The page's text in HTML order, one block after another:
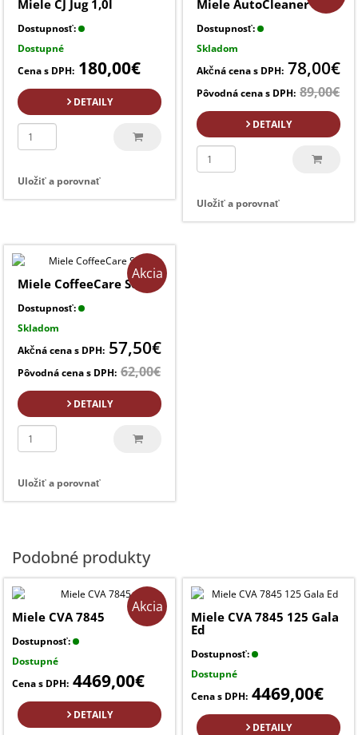
Miele CJ Jug 1,0l
Dostupnosť:
Dostupné
Cena s DPH: 180,00€
DETAILY
Uložiť a porovnať
Miele AutoCleaner
Dostupnosť:
Skladom
Akčná cena s DPH: 78,00€
Pôvodná cena s DPH: 89,00€
DETAILY
Uložiť a porovnať
Akcia
Miele CoffeeCare Set
Dostupnosť:
Skladom
Akčná cena s DPH: 57,50€
Pôvodná cena s DPH: 62,00€
DETAILY
Uložiť a porovnať
Podobné produkty
Akcia
Miele CVA 7845
Dostupnosť:
Dostupné
Cena s DPH: 4469,00€
DETAILY
Miele CVA 7845 125 Gala
Ed
Dostupnosť:
Dostupné
Cena s DPH: 4469,00€
DETAILY